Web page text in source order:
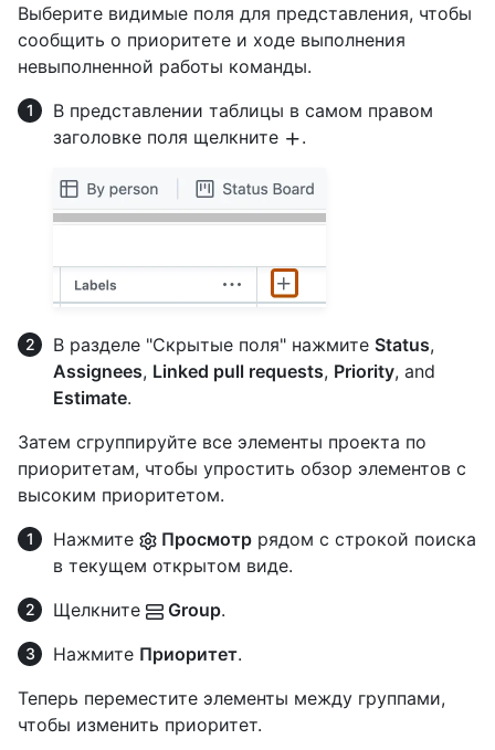
Выберите видимые поля для представления, чтобы
сообщить о приоритете и ходе выполнения
невыполненной работы команды.
В представлении таблицы в самом правом
заголовке поля щелкните
.
В разделе "Скрытые поля" нажмите Status,
Assignees, Linked pull requests, Priority, and
Estimate.
Затем сгруппируйте все элементы проекта по
приоритетам, чтобы упростить обзор элементов с
высоким приоритетом.
Нажмите
Просмотр рядом с строкой поиска
в текущем открытом виде.
Щелкните
Group.
Нажмите Приоритет.
Теперь переместите элементы между группами,
чтобы изменить приоритет.